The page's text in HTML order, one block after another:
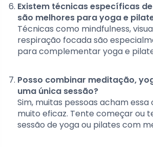
Existem técnicas específicas
são melhores para yoga e
Técnicas como mindfulness,
respiração focada são
para complementar yoga e
Posso combinar meditação,
uma única sessão?
Sim, muitas pessoas acham
muito eficaz. Tente começar ou
sessão de yoga ou pilates com